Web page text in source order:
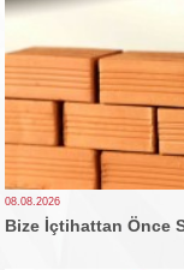
08.08.2026
Bize İçtihattan Önce